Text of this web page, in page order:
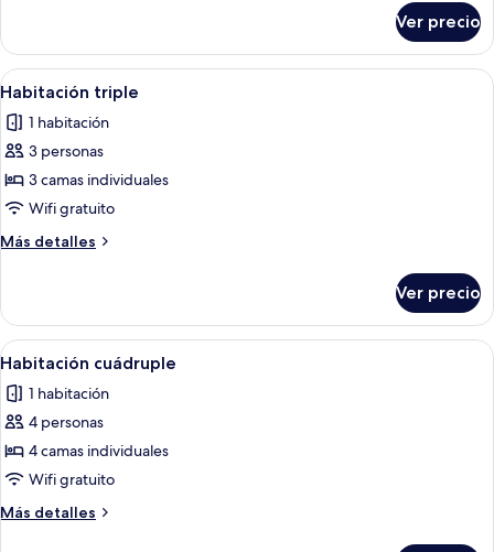
matrimoniales
doble,
camas
Ver precio
Abrir
todas
las
fotos
de
Habitación
triple
5
Habitación triple
1 habitación
3 personas
3 camas individuales
Wifi gratuito
Más detalles
Más
triple
Ver precio
Abrir
todas
las
fotos
de
Habitación
cuádruple
4
Habitación cuádruple
1 habitación
4 personas
4 camas individuales
Wifi gratuito
Más detalles
Más